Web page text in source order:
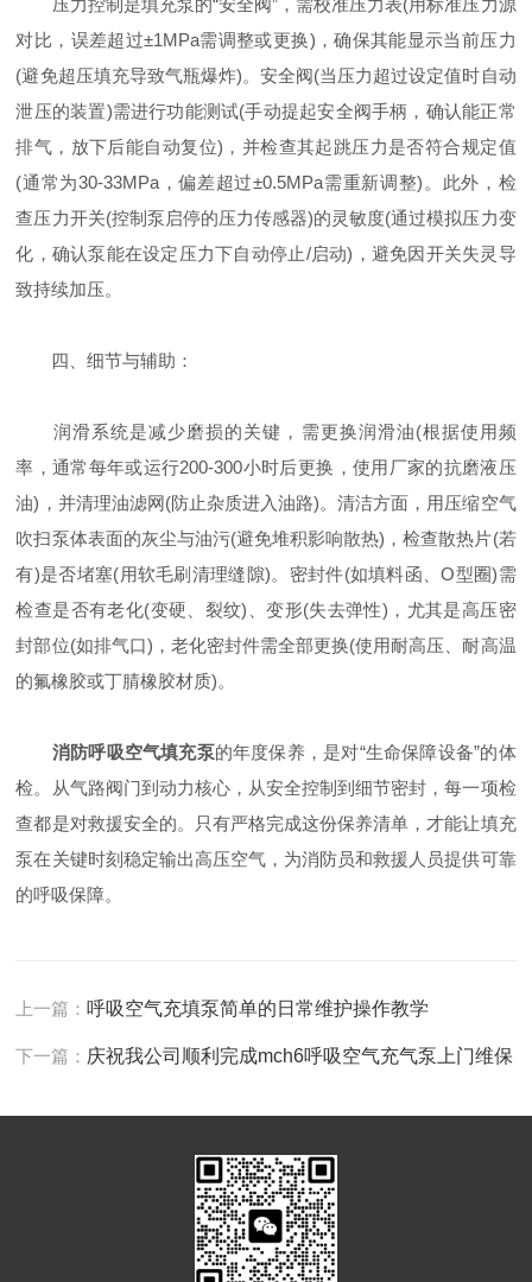
压力控制是填充泵的“安全阀”，需校准压力表(用标准压力源
对比，误差超过±1MPa需调整或更换)，确保其能显示当前压力
(避免超压填充导致气瓶爆炸)。安全阀(当压力超过设定值时自动
泄压的装置)需进行功能测试(手动提起安全阀手柄，确认能正常
排气，放下后能自动复位)，并检查其起跳压力是否符合规定值
(通常为30-33MPa，偏差超过±0.5MPa需重新调整)。此外，检
查压力开关(控制泵启停的压力传感器)的灵敏度(通过模拟压力变
化，确认泵能在设定压力下自动停止/启动)，避免因开关失灵导
致持续加压。
四、细节与辅助：
润滑系统是减少磨损的关键，需更换润滑油(根据使用频
率，通常每年或运行200-300小时后更换，使用厂家的抗磨液压
油)，并清理油滤网(防止杂质进入油路)。清洁方面，用压缩空气
吹扫泵体表面的灰尘与油污(避免堆积影响散热)，检查散热片(若
有)是否堵塞(用软毛刷清理缝隙)。密封件(如填料函、O型圈)需
检查是否有老化(变硬、裂纹)、变形(失去弹性)，尤其是高压密
封部位(如排气口)，老化密封件需全部更换(使用耐高压、耐高温
的氟橡胶或丁腈橡胶材质)。
消防呼吸空气填充泵的年度保养，是对“生命保障设备”的体
检。从气路阀门到动力核心，从安全控制到细节密封，每一项检
查都是对救援安全的。只有严格完成这份保养清单，才能让填充
泵在关键时刻稳定输出高压空气，为消防员和救援人员提供可靠
的呼吸保障。
上一篇： 呼吸空气充填泵简单的日常维护操作教学
下一篇： 庆祝我公司顺利完成mch6呼吸空气充气泵上门维保